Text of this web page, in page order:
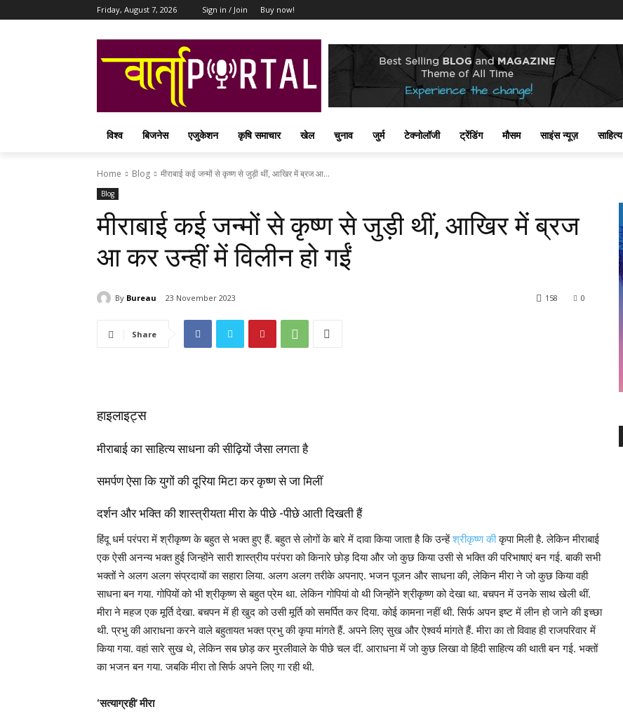
Friday, August 7, 2026 Sign in / Join Buy now!
विश्व बिजनेस एजुकेशन कृषि समाचार खेल चुनाव जुर्म टेक्नोलॉजी ट्रेंडिंग मौसम साइंस न्यूज़ साहित्य
Home Blog मीराबाई कई जन्मों से कृष्ण से जुड़ी थीं, आखिर में ब्रज आ...
Blog
मीराबाई कई जन्मों से कृष्ण से जुड़ी थीं, आखिर में ब्रज
आ कर उन्हीं में विलीन हो गईं
By Bureau 23 November 2023 0
158
Share
हाइलाइट्स
मीराबाई का साहित्य साधना की सीढ़ियों जैसा लगता है
समर्पण ऐसा कि युगों की दूरिया मिटा कर कृष्ण से जा मिलीं
दर्शन और भक्ति की शास्त्रीयता मीरा के पीछे -पीछे आती दिखती हैं
हिंदू धर्म परंपरा में श्रीकृष्ण के बहुत से भक्त हुए हैं. बहुत से लोगों के बारे में दावा किया जाता है कि उन्हेंश्रीकृष्ण कीकृपा मिली है. लेकिन मीराबाई
एक ऐसी अनन्य भक्त हुई जिन्होंने सारी शास्त्रीय परंपरा को किनारे छोड़ दिया और जो कुछ किया उसी से भक्ति की परिभाषाएं बन गई. बाकी सभी
भक्तों ने अलग अलग संप्रदायों का सहारा लिया. अलग अलग तरीके अपनाए. भजन पूजन और साधना की, लेकिन मीरा ने जो कुछ किया वही
साधना बन गया. गोपियों को भी श्रीकृष्ण से बहुत प्रेम था. लेकिन गोपियां वो थी जिन्होंने श्रीकृष्ण को देखा था. बचपन में उनके साथ खेली थीं.
मीरा ने महज एक मूर्ति देखा. बचपन में ही खुद को उसी मूर्ति को समर्पित कर दिया. कोई कामना नहीं थी. सिर्फ अपन इष्ट में लीन हो जाने की इच्छा
थी. प्रभु की आराधना करने वाले बहुतायत भक्त प्रभु की कृपा मांगते हैं. अपने लिए सुख और ऐश्वर्य मांगते हैं. मीरा का तो विवाह ही राजपरिवार में
किया गया. वहां सारे सुख थे, लेकिन सब छोड़ कर मुरलीवाले के पीछे चल दीं. आराधना में जो कुछ लिखा वो हिंदी साहित्य की थाती बन गई. भक्तों
का भजन बन गया. जबकि मीरा तो सिर्फ अपने लिए गा रही थी.
‘सत्याग्रही’ मीरा